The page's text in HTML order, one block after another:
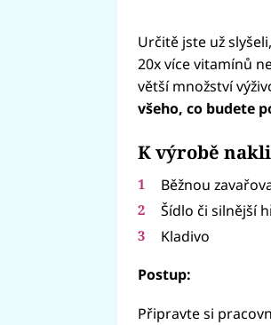
Určitě jste už
20x více vitamínů
větší množství
všeho, co budete
K výrobě
Běžnou
Šídlo či silnější
Kladivo
Postup:
Připravte si